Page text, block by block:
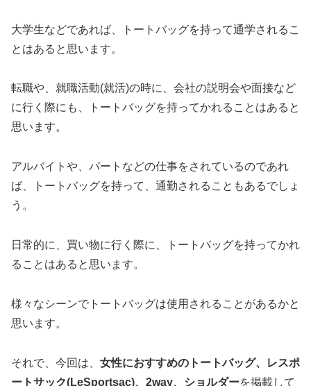
大学生などであれば、トートバッグを持って通学されるこ
とはあると思います。
転職や、就職活動(就活)の時に、会社の説明会や面接など
に行く際にも、トートバッグを持ってかれることはあると
思います。
アルバイトや、パートなどの仕事をされているのであれ
ば、トートバッグを持って、通勤されることもあるでしょ
う。
日常的に、買い物に行く際に、トートバッグを持ってかれ
ることはあると思います。
様々なシーンでトートバッグは使用されることがあるかと
思います。
それで、今回は、 女性におすすめのトートバッグ、レスポ
ートサック(LeSportsac)、2way、ショルダーを掲載して